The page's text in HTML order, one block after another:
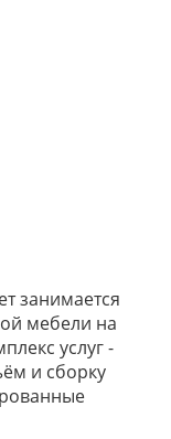
занимается
мебели на
услуг -
и сборку